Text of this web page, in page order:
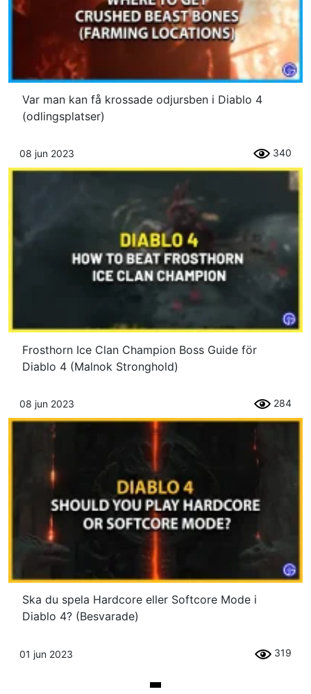
Var man kan få krossade odjursben i Diablo 4
(odlingsplatser)
08 jun 2023 340
Frosthorn Ice Clan Champion Boss Guide för
Diablo 4 (Malnok Stronghold)
08 jun 2023 284
Ska du spela Hardcore eller Softcore Mode i
Diablo 4? (Besvarade)
01 jun 2023 319